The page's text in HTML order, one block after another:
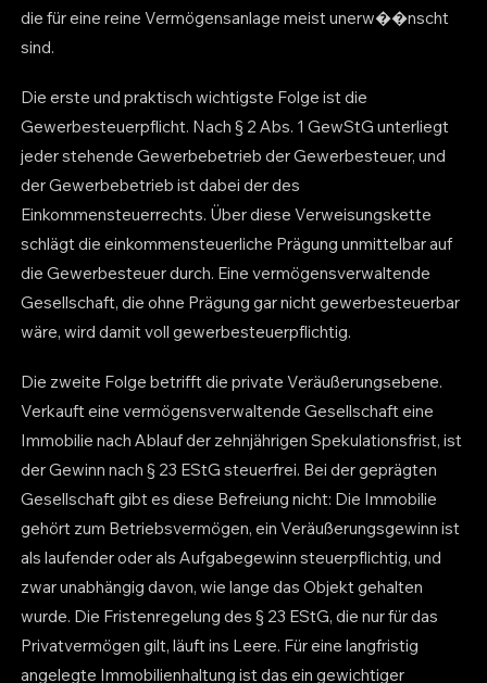
die für eine reine Vermögensanlage meist unerw��nscht
sind.
Die erste und praktisch wichtigste Folge ist die
Gewerbesteuerpflicht. Nach § 2 Abs. 1 GewStG unterliegt
jeder stehende Gewerbebetrieb der Gewerbesteuer, und
der Gewerbebetrieb ist dabei der des
Einkommensteuerrechts. Über diese Verweisungskette
schlägt die einkommensteuerliche Prägung unmittelbar auf
die Gewerbesteuer durch. Eine vermögensverwaltende
Gesellschaft, die ohne Prägung gar nicht gewerbesteuerbar
wäre, wird damit voll gewerbesteuerpflichtig.
Die zweite Folge betrifft die private Veräußerungsebene.
Verkauft eine vermögensverwaltende Gesellschaft eine
Immobilie nach Ablauf der zehnjährigen Spekulationsfrist, ist
der Gewinn nach § 23 EStG steuerfrei. Bei der geprägten
Gesellschaft gibt es diese Befreiung nicht: Die Immobilie
gehört zum Betriebsvermögen, ein Veräußerungsgewinn ist
als laufender oder als Aufgabegewinn steuerpflichtig, und
zwar unabhängig davon, wie lange das Objekt gehalten
wurde. Die Fristenregelung des § 23 EStG, die nur für das
Privatvermögen gilt, läuft ins Leere. Für eine langfristig
angelegte Immobilienhaltung ist das ein gewichtiger